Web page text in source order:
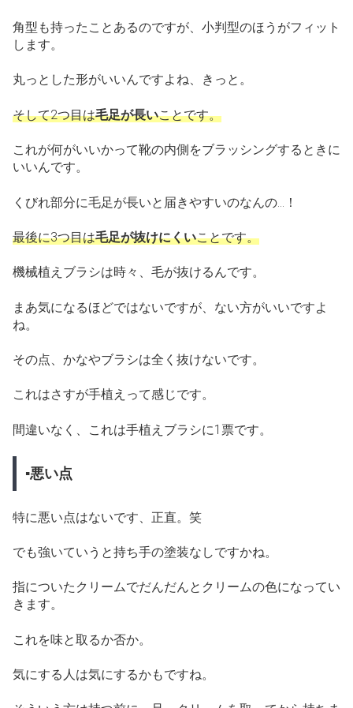
角型も持ったことあるのですが、小判型のほうがフィット
します。
丸っとした形がいいんですよね、きっと。
そして2つ目は毛足が長いことです。
これが何がいいかって靴の内側をブラッシングするときに
いいんです。
くびれ部分に毛足が長いと届きやすいのなんの…！
最後に3つ目は毛足が抜けにくいことです。
機械植えブラシは時々、毛が抜けるんです。
まあ気になるほどではないですが、ない方がいいですよ
ね。
その点、かなやブラシは全く抜けないです。
これはさすが手植えって感じです。
間違いなく、これは手植えブラシに1票です。
▪悪い点
特に悪い点はないです、正直。笑
でも強いていうと持ち手の塗装なしですかね。
指についたクリームでだんだんとクリームの色になってい
きます。
これを味と取るか否か。
気にする人は気にするかもですね。